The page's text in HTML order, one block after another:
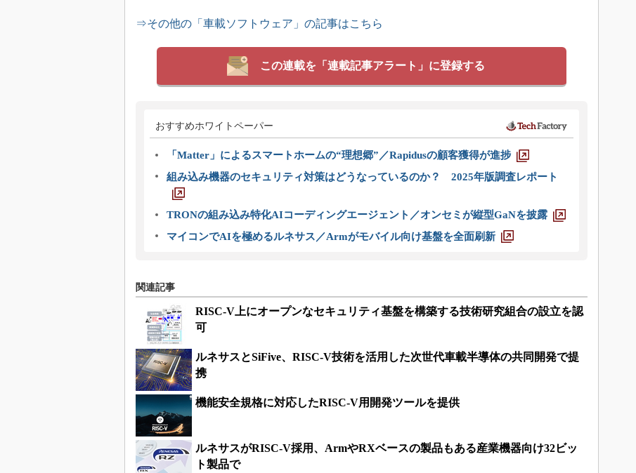
⇒その他の「車載ソフトウェア」の記事はこちら
この連載を「連載記事アラート」に登録する
おすすめホワイトペーパー
「Matter」によるスマートホームの“理想郷”／Rapidusの顧客獲得が進捗
組み込み機器のセキュリティ対策はどうなっているのか？ 2025年版調査レポート
TRONの組み込み特化AIコーディングエージェント／オンセミが縦型GaNを披露
マイコンでAIを極めるルネサス／Armがモバイル向け基盤を全面刷新
関連記事
RISC-V上にオープンなセキュリティ基盤を構築する技術研究組合の設立を認
可
ルネサスとSiFive、RISC-V技術を活用した次世代車載半導体の共同開発で提
携
機能安全規格に対応したRISC-V用開発ツールを提供
ルネサスがRISC-V採用、ArmやRXベースの製品もある産業機器向け32ビッ
ト製品で